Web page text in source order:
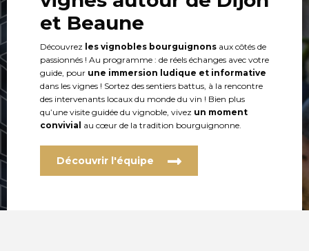
et Beaune
Découvrez les vignobles bourguignons aux côtés de
passionnés ! Au programme : de réels échanges avec votre
guide, pour une immersion ludique et informative
dans les vignes ! Sortez des sentiers battus, à la rencontre
des intervenants locaux du monde du vin ! Bien plus
qu’une visite guidée du vignoble, vivez un moment
convivial au cœur de la tradition bourguignonne.
Découvrir l'équipe